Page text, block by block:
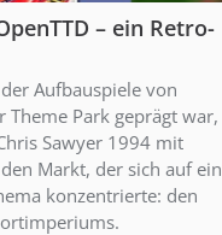
– ein Retro-
Aufbauspiele von
Theme Park geprägt war,
Sawyer 1994 mit
Markt, der sich auf ein
konzentrierte: den